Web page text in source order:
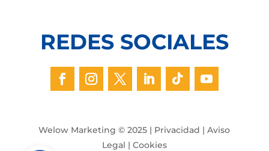
REDES SOCIALES
Welow Marketing © 2025 | Privacidad |Aviso
Legal | Cookies